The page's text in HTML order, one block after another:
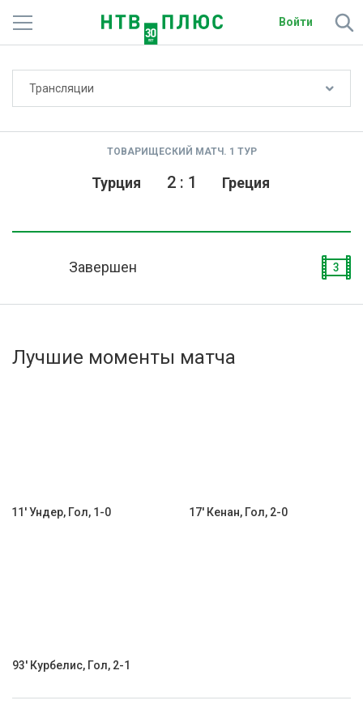
Войти
Активировать промокод
Трансляции
ТОВАРИЩЕСКИЙ МАТЧ. 1 ТУР
Турция Греция
2: 1
Завершен 3
Лучшие моменты матча
11' Ундер, Гол, 1-0 17' Кенан, Гол, 2-0
93' Курбелис, Гол, 2-1